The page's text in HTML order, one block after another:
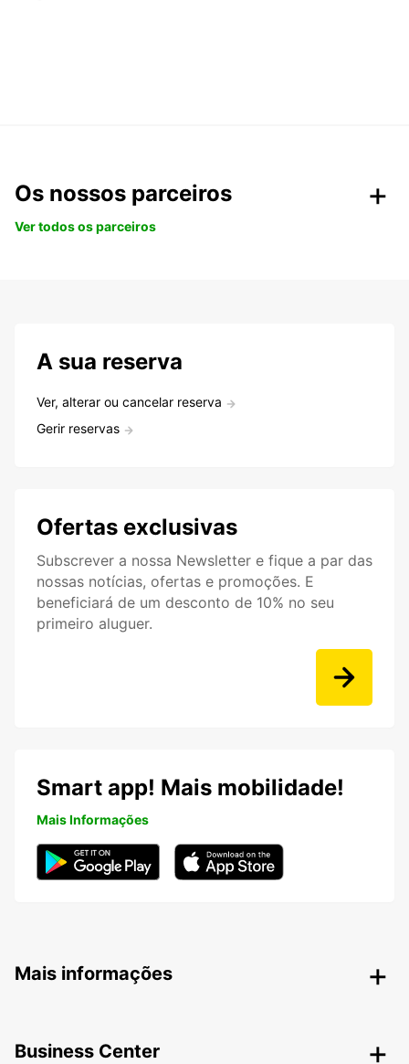
Os nossos parceiros
Ver todos os parceiros
A sua reserva
Ver, alterar ou cancelar reserva
Gerir reservas
Ofertas exclusivas
Subscrever a nossa Newsletter e fique a par das
nossas notícias, ofertas e promoções. E
beneficiará de um desconto de 10% no seu
primeiro aluguer.
Smart app! Mais mobilidade!
Mais Informações
Mais informações
Business Center